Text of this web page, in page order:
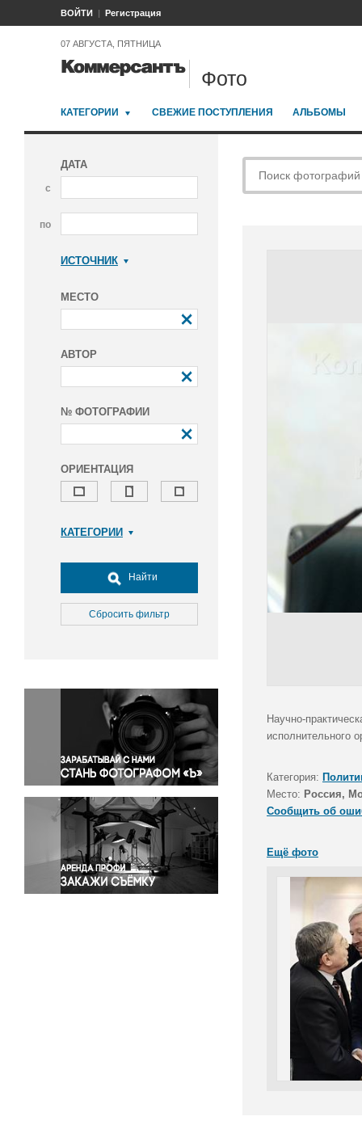
ВОЙТИ Регистрация
07 АВГУСТА, ПЯТНИЦА
Фото
КАТЕГОРИИ СВЕЖИЕ ПОСТУПЛЕНИЯ АЛЬБОМЫ
ДАТА
с
по
ИСТОЧНИК
МЕСТО
АВТОР
№ ФОТОГРАФИИ
ОРИЕНТАЦИЯ
КАТЕГОРИИ
Досуг, туризм и отдых
Культура
Медицина
Окружающая среда
Политика
Правосудие
Происшествия и конфликты
Религия
Светская жизнь
Спорт
Экология
Экономика и бизнес
Найти
Сбросить фильтр
Научно-
исполнительного
Категория:
Место: Россия,
Сообщить об
Ещё фото